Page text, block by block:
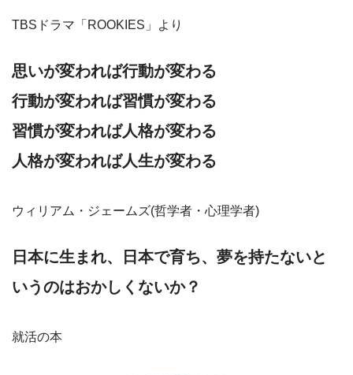
TBSドラマ「ROOKIES」より
思いが変われば行動が変わる
行動が変われば習慣が変わる
習慣が変われば人格が変わる
人格が変われば人生が変わる
ウィリアム・ジェームズ(哲学者・心理学者)
日本に生まれ、日本で育ち、夢を持たないと
いうのはおかしくないか？
就活の本